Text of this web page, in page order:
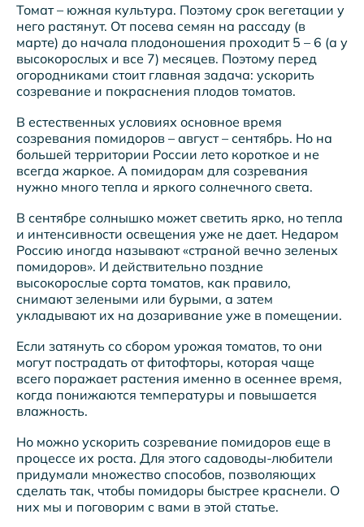
Томат – южная культура. Поэтому срок вегетации у
него растянут. От посева семян на рассаду (в
марте) до начала плодоношения проходит 5 – 6 (а у
высокорослых и все 7) месяцев. Поэтому перед
огородниками стоит главная задача: ускорить
созревание и покраснения плодов томатов.
В естественных условиях основное время
созревания помидоров – август – сентябрь. Но на
большей территории России лето короткое и не
всегда жаркое. А помидорам для созревания
нужно много тепла и яркого солнечного света.
В сентябре солнышко может светить ярко, но тепла
и интенсивности освещения уже не дает. Недаром
Россию иногда называют «страной вечно зеленых
помидоров». И действительно поздние
высокорослые сорта томатов, как правило,
снимают зелеными или бурыми, а затем
укладывают их на дозаривание уже в помещении.
Если затянуть со сбором урожая томатов, то они
могут пострадать от фитофторы, которая чаще
всего поражает растения именно в осеннее время,
когда понижаются температуры и повышается
влажность.
Но можно ускорить созревание помидоров еще в
процессе их роста. Для этого садоводы-любители
придумали множество способов, позволяющих
сделать так, чтобы помидоры быстрее краснели. О
них мы и поговорим с вами в этой статье.